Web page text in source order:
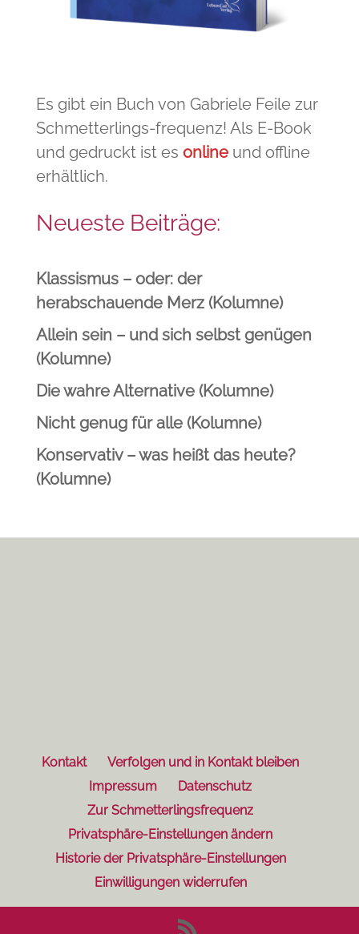
Es gibt ein Buch von Gabriele Feile zur
Schmetterlings-frequenz! Als E-Book
und gedruckt ist es online und offline
erhältlich.
Neueste Beiträge:
Klassismus – oder: der
herabschauende Merz (Kolumne)
Allein sein – und sich selbst genügen
(Kolumne)
Die wahre Alternative (Kolumne)
Nicht genug für alle (Kolumne)
Konservativ – was heißt das heute?
(Kolumne)
Kontakt
Verfolgen und in Kontakt bleiben
Impressum
Datenschutz
Zur Schmetterlingsfrequenz
Privatsphäre-Einstellungen ändern
Historie der Privatsphäre-Einstellungen
Einwilligungen widerrufen